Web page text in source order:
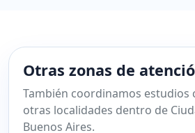
Otras zonas de
También coordinamos estudios
otras localidades dentro de
Buenos Aires.